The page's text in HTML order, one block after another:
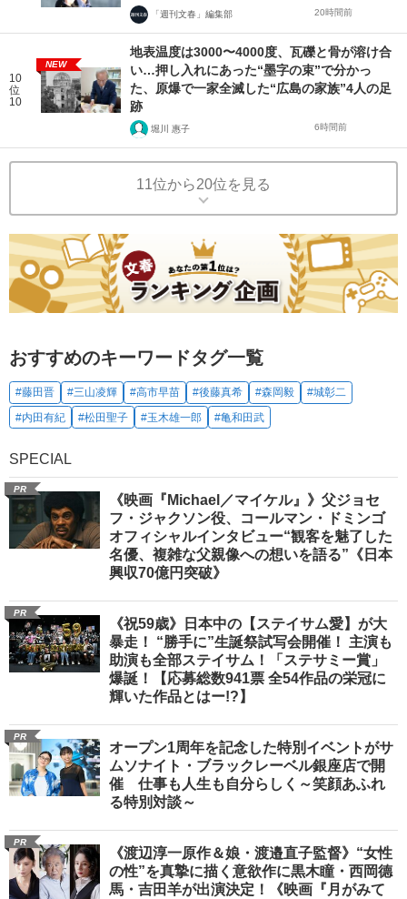
「週刊文春」編集部 20時間前
10
位
10
NEW
地表温度は3000〜4000度、瓦礫と骨が溶け合
い…押し入れにあった“墨字の束”で分かっ
た、原爆で一家全滅した“広島の家族”4人の足
跡
堀川 惠子 6時間前
11位から20位を見る
おすすめのキーワードタグ一覧
#藤田晋 #三山凌輝 #高市早苗 #後藤真希 #森岡毅
#城彰二
#内田有紀
#松田聖子 #玉木雄一郎 #亀和田武
SPECIAL
PR
《映画『Michael／マイケル』》父ジョセ
フ・ジャクソン役、コールマン・ドミンゴ
オフィシャルインタビュー“観客を魅了した
名優、複雑な父親像への想いを語る”《日本
興収70億円突破》
PR
《祝59歳》日本中の【ステイサム愛】が大
暴走！ “勝手に”生誕祭試写会開催！ 主演も
助演も全部ステイサム！「ステサミー賞」
爆誕！【応募総数941票 全54作品の栄冠に
輝いた作品とはー!?】
PR
オープン1周年を記念した特別イベントがサ
ムソナイト・ブラックレーベル銀座店で開
催 仕事も人生も自分らしく～笑顔あふれ
る特別対談～
PR
《渡辺淳一原作＆娘・渡邉直子監督》“女性
の性”を真摯に描く意欲作に黒木瞳・西岡德
馬・吉田羊が出演決定！《映画『月がみて